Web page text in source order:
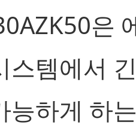
은
스템에서
능하게 하